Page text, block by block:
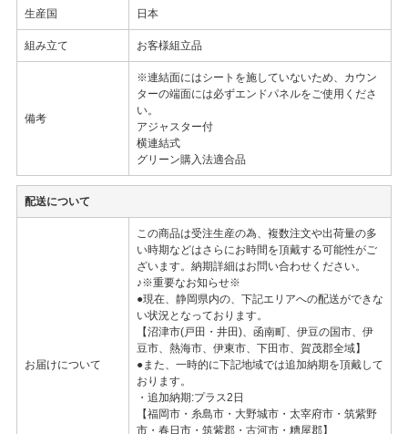
生産国 日本
組み立て お客様組立品
備考
※連結面にはシートを施していないため、カウン
ターの端面には必ずエンドパネルをご使用くださ
い。
アジャスター付
横連結式
グリーン購入法適合品
配送について
お届けについて
この商品は受注生産の為、複数注文や出荷量の多
い時期などはさらにお時間を頂戴する可能性がご
ざいます。納期詳細はお問い合わせください。
♪※重要なお知らせ※
●現在、静岡県内の、下記エリアへの配送ができな
い状況となっております。
【沼津市(戸田・井田)、函南町、伊豆の国市、伊
豆市、熱海市、伊東市、下田市、賀茂郡全域】
●また、一時的に下記地域では追加納期を頂戴して
おります。
・追加納期:プラス2日
【福岡市・糸島市・大野城市・太宰府市・筑紫野
市・春日市・筑紫郡・古河市・糟屋郡】